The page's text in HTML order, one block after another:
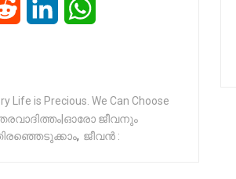
Reddit LinkedIn
Life is Precious. We Can Choose
ജീവനും
, ജീവൻ :